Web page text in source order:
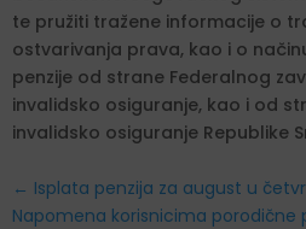
te pružiti tražene informacije o
ostvarivanja prava, kao i o
penzije od strane Federalnog
invalidsko osiguranje, kao i od
invalidsko osiguranje Republike
← Isplata penzija za august u
Napomena korisnicima porodične